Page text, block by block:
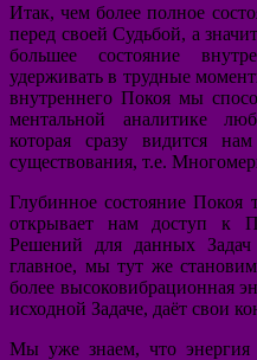
Итак, чем более полное
перед своей Судьбой, а
большее состояние
удерживать в трудные
внутреннего Покоя мы
ментальной аналитике
которая сразу видится
существования, т.е.
Глубинное состояние Покоя
открывает нам доступ к
Решений для данных
главное, мы тут же
более высоковибрационная
исходной Задаче, даёт свои
Мы уже знаем, что энергия